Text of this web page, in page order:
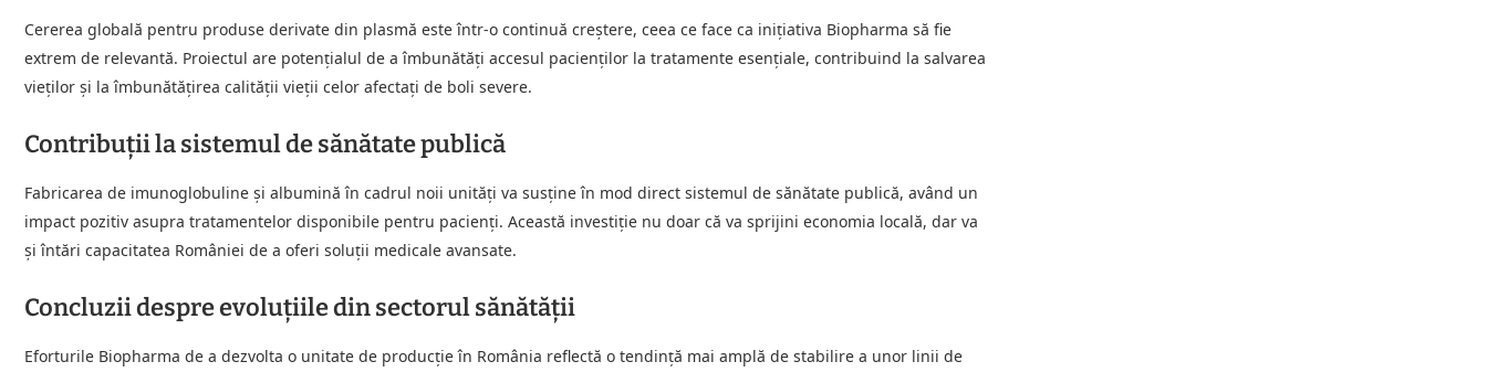
Cererea globală pentru produse derivate din plasmă este într-o continuă creștere, ceea ce face ca inițiativa Biopharma să fie
extrem de relevantă. Proiectul are potențialul de a îmbunătăți accesul pacienților la tratamente esențiale, contribuind la salvarea
vieților și la îmbunătățirea calității vieții celor afectați de boli severe.
Contribuții la sistemul de sănătate publică
Fabricarea de imunoglobuline și albumină în cadrul noii unități va susține în mod direct sistemul de sănătate publică, având un
impact pozitiv asupra tratamentelor disponibile pentru pacienți. Această investiție nu doar că va sprijini economia locală, dar va
și întări capacitatea României de a oferi soluții medicale avansate.
Concluzii despre evoluțiile din sectorul sănătății
Eforturile Biopharma de a dezvolta o unitate de producție în România reflectă o tendință mai amplă de stabilire a unor linii de